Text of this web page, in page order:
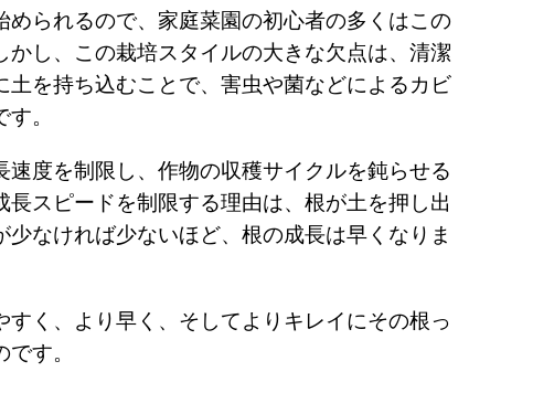
められるので、家庭菜園の初心者の多くはこの
かし、この栽培スタイルの大きな欠点は、清潔
土を持ち込むことで、害虫や菌などによるカビ
。
速度を制限し、作物の収穫サイクルを鈍らせる
スピードを制限する理由は、根が土を押し出
なければ少ないほど、根の成長は早くなりま
く、より早く、そしてよりキレイにその根っ
す。